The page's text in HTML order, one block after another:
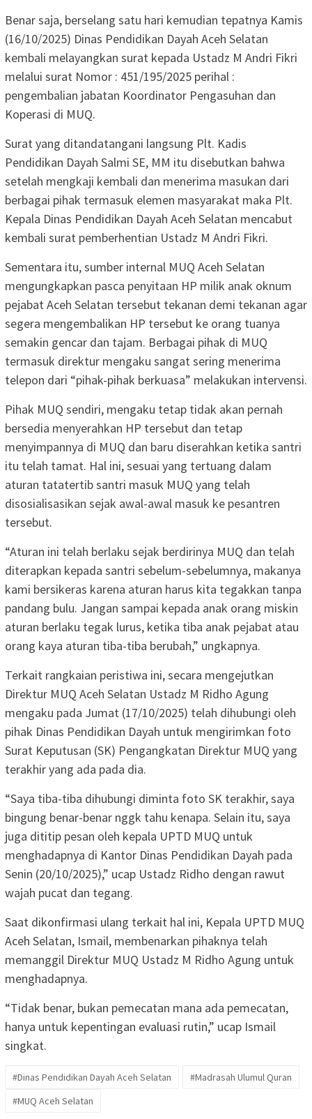
Benar saja, berselang satu hari kemudian tepatnya Kamis
(16/10/2025) Dinas Pendidikan Dayah Aceh Selatan
kembali melayangkan surat kepada Ustadz M Andri Fikri
melalui surat Nomor : 451/195/2025 perihal :
pengembalian jabatan Koordinator Pengasuhan dan
Koperasi di MUQ.
Surat yang ditandatangani langsung Plt. Kadis
Pendidikan Dayah Salmi SE, MM itu disebutkan bahwa
setelah mengkaji kembali dan menerima masukan dari
berbagai pihak termasuk elemen masyarakat maka Plt.
Kepala Dinas Pendidikan Dayah Aceh Selatan mencabut
kembali surat pemberhentian Ustadz M Andri Fikri.
Sementara itu, sumber internal MUQ Aceh Selatan
mengungkapkan pasca penyitaan HP milik anak oknum
pejabat Aceh Selatan tersebut tekanan demi tekanan agar
segera mengembalikan HP tersebut ke orang tuanya
semakin gencar dan tajam. Berbagai pihak di MUQ
termasuk direktur mengaku sangat sering menerima
telepon dari “pihak-pihak berkuasa” melakukan intervensi.
Pihak MUQ sendiri, mengaku tetap tidak akan pernah
bersedia menyerahkan HP tersebut dan tetap
menyimpannya di MUQ dan baru diserahkan ketika santri
itu telah tamat. Hal ini, sesuai yang tertuang dalam
aturan tatatertib santri masuk MUQ yang telah
disosialisasikan sejak awal-awal masuk ke pesantren
tersebut.
“Aturan ini telah berlaku sejak berdirinya MUQ dan telah
diterapkan kepada santri sebelum-sebelumnya, makanya
kami bersikeras karena aturan harus kita tegakkan tanpa
pandang bulu. Jangan sampai kepada anak orang miskin
aturan berlaku tegak lurus, ketika tiba anak pejabat atau
orang kaya aturan tiba-tiba berubah,” ungkapnya.
Terkait rangkaian peristiwa ini, secara mengejutkan
Direktur MUQ Aceh Selatan Ustadz M Ridho Agung
mengaku pada Jumat (17/10/2025) telah dihubungi oleh
pihak Dinas Pendidikan Dayah untuk mengirimkan foto
Surat Keputusan (SK) Pengangkatan Direktur MUQ yang
terakhir yang ada pada dia.
“Saya tiba-tiba dihubungi diminta foto SK terakhir, saya
bingung benar-benar nggk tahu kenapa. Selain itu, saya
juga dititip pesan oleh kepala UPTD MUQ untuk
menghadapnya di Kantor Dinas Pendidikan Dayah pada
Senin (20/10/2025),” ucap Ustadz Ridho dengan rawut
wajah pucat dan tegang.
Saat dikonfirmasi ulang terkait hal ini, Kepala UPTD MUQ
Aceh Selatan, Ismail, membenarkan pihaknya telah
memanggil Direktur MUQ Ustadz M Ridho Agung untuk
menghadapnya.
“Tidak benar, bukan pemecatan mana ada pemecatan,
hanya untuk kepentingan evaluasi rutin,” ucap Ismail
singkat.
#Dinas Pendidikan Dayah Aceh Selatan
#Madrasah Ulumul Quran
#MUQ Aceh Selatan